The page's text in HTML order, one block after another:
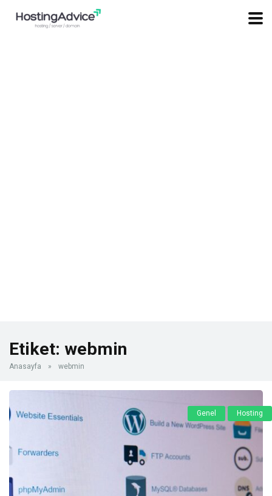
Etiket: webmin
Anasayfa » webmin
Genel Hosting